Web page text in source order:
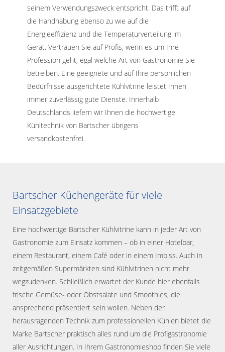
seinem Verwendungszweck entspricht. Das trifft auf
die Handhabung ebenso zu wie auf die
Energieeffizienz und die Temperaturverteilung im
Gerät. Vertrauen Sie auf Profis, wenn es um Ihre
Profession geht, egal welche Art von Gastronomie Sie
betreiben. Eine geeignete und auf Ihre persönlichen
Bedürfnisse ausgerichtete Kühlvitrine leistet Ihnen
immer zuverlässig gute Dienste. Innerhalb
Deutschlands liefern wir Ihnen die hochwertige
Kühltechnik von Bartscher übrigens
versandkostenfrei.
Bartscher Küchengeräte für viele
Einsatzgebiete
Eine hochwertige Bartscher Kühlvitrine kann in jeder Art von
Gastronomie zum Einsatz kommen – ob in einer Hotelbar,
einem Restaurant, einem Café oder in einem Imbiss. Auch in
zeitgemäßen Supermärkten sind Kühlvitrinen nicht mehr
wegzudenken. Schließlich erwartet der Kunde hier ebenfalls
frische Gemüse- oder Obstsalate und Smoothies, die
ansprechend präsentiert sein wollen. Neben der
herausragenden Technik zum professionellen Kühlen bietet die
Marke Bartscher praktisch alles rund um die Profigastronomie
aller Ausrichtungen. In Ihrem Gastronomieshop finden Sie viele